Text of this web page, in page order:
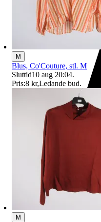
M
Blus, Co'Couture, stl. M
Sluttid10 aug 20:04.
Pris:8 kr,Ledande bud.
M